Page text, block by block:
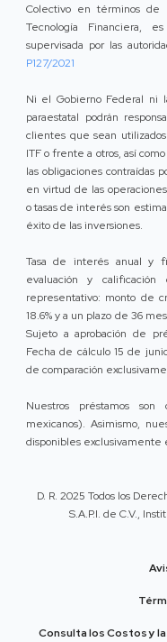
Colectivo en términos de
Tecnología Financiera,
supervisada por las
P127/2021
Ni el Gobierno Federal ni
paraestatal podrán
clientes que sean
ITF o frente a otros, así
las obligaciones contraídas
en virtud de las
o tasas de interés son
éxito de las inversiones.
Tasa de interés anual y
evaluación y
representativo: monto de
18.6% y a un plazo de 36
Sujeto a aprobación de
Fecha de cálculo 15 de
de comparación
Nuestros préstamos son
mexicanos). Asimismo,
disponibles exclusivamente
D. R. 2025 Todos los
S.A.P.I. de C.V.,
Consulta los Costos y